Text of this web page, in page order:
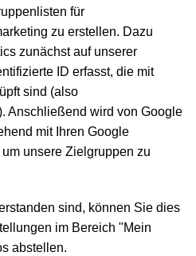
für
zu erstellen. Dazu
zunächst auf unserer
ID erfasst, die mit
sind (also
Anschließend wird von Google
mit Ihren Google
unsere Zielgruppen zu
sind, können Sie dies
im Bereich "Mein
abstellen.